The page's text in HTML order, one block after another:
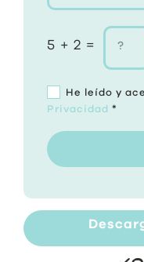
5 + 2 =
He leído y
Privacidad *